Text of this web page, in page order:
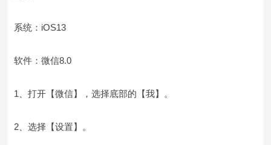
系统：iOS13
软件：微信8.0
1、打开【微信】，选择底部的【我】。
2、选择【设置】。